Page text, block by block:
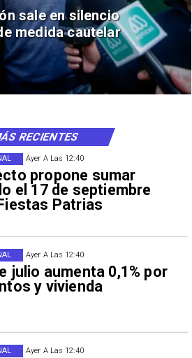
sale en silencio
medida cautelar
Ayer A Las 12:40
propone sumar
el 17 de septiembre
Patrias
Ayer A Las 12:40
julio aumenta 0,1% por
y vivienda
Ayer A Las 12:40
RECIENTES